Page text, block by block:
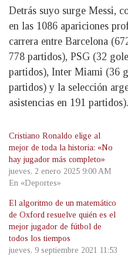
Detrás suyo surge Messi,
en las 1086 apariciones
carrera entre Barcelona
778 partidos), PSG (32
partidos), Inter Miami (36
partidos) y la selección
asistencias en 191 partidos).
Cristiano Ronaldo elige al
mejor de toda la historia: «No
hay jugador más completo»
jueves, 2 enero 2025 9:00 AM
En «Deportes»
El algoritmo de un matemático
de Oxford resuelve quién es el
mejor jugador de fútbol de
todos los tiempos
jueves, 9 septiembre 2021 11:53